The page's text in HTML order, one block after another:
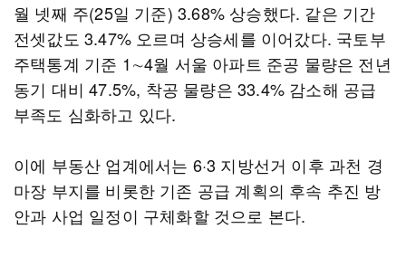
월 넷째 주(25일 기준) 3.68% 상승했다. 같은 기간
전셋값도 3.47% 오르며 상승세를 이어갔다. 국토부
주택통계 기준 1∼4월 서울 아파트 준공 물량은 전년
동기 대비 47.5%, 착공 물량은 33.4% 감소해 공급
부족도 심화하고 있다.
이에 부동산 업계에서는 6·3 지방선거 이후 과천 경
마장 부지를 비롯한 기존 공급 계획의 후속 추진 방
안과 사업 일정이 구체화할 것으로 본다.